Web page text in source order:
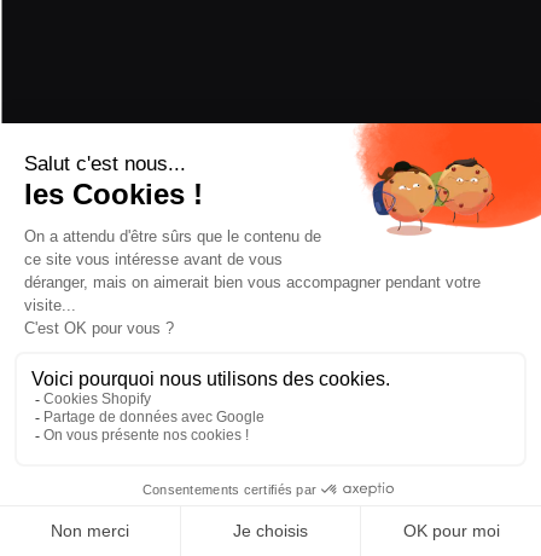
HARSCHEISEN
In den Warenkorb—€524,30
BEFESTIGUNG AUSWÄHLEN